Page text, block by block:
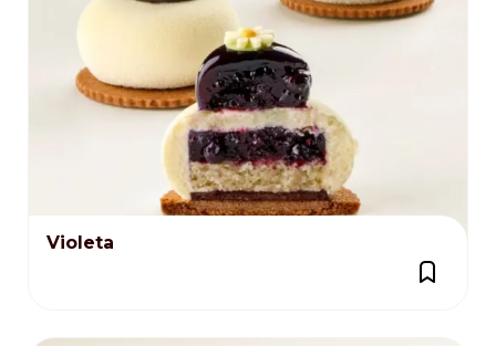
Violeta